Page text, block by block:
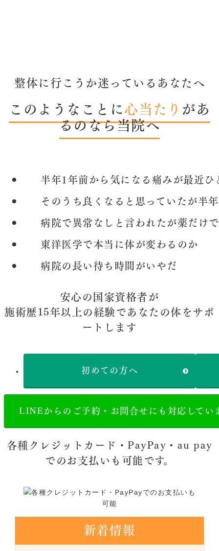
整体に行こうか迷っているあなたへ
このようなことに心当たり があ
るのなら当院へ
半年1年前から気になる痛みが最近ひ
そのうち良くなると思っていたが半
病院で異常なしと言われたが薬だけ
東洋医学で本当に体が変わるのか
病院の長い待ち時間がいやだ
安心の国家資格者が
施術歴15年以上の経験であなたの体をサポ
ートします
初めての方へ
LINEからのご予約・お問合せにも対応してい
各種クレジットカード・PayPay・au pay
でのお支払いも可能です。
新着情報